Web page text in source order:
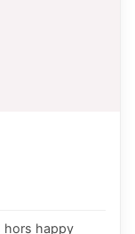
hors happy